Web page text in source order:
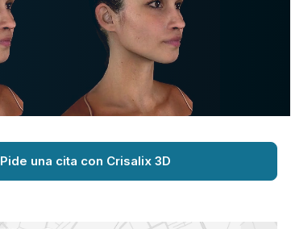
Pide una cita con Crisalix 3D